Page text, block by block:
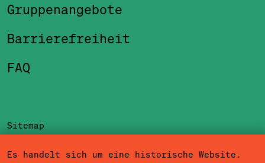
Gruppenangebote
Barrierefreiheit
FAQ
Sitemap
Es handelt sich um eine historische Website.